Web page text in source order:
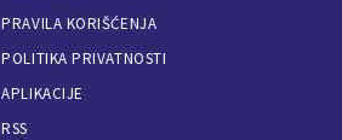
PRAVILA KORIŠĆENJA
POLITIKA PRIVATNOSTI
APLIKACIJE
RSS